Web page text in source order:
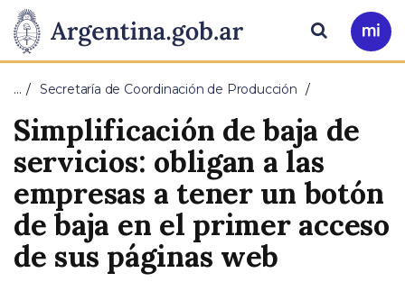
Presidencia
de
la
Nación
Pasar al contenido principal
Ir
a
Buscar
… Secretaría de Coordinación de Producción
Simplificación de baja de
servicios: obligan a las
empresas a tener un botón
de baja en el primer acceso
de sus páginas web